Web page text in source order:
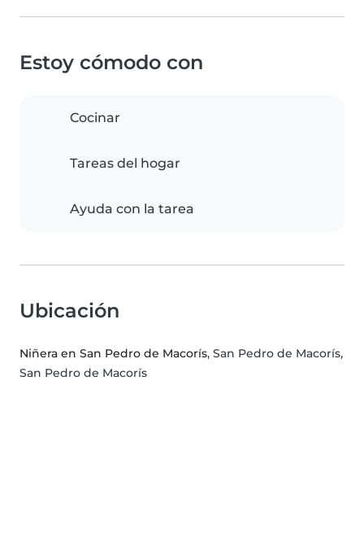
Estoy cómodo con
Cocinar
Tareas del hogar
Ayuda con la tarea
Ubicación
Niñera en San Pedro de Macorís, San Pedro de Macorís,
San Pedro de Macorís